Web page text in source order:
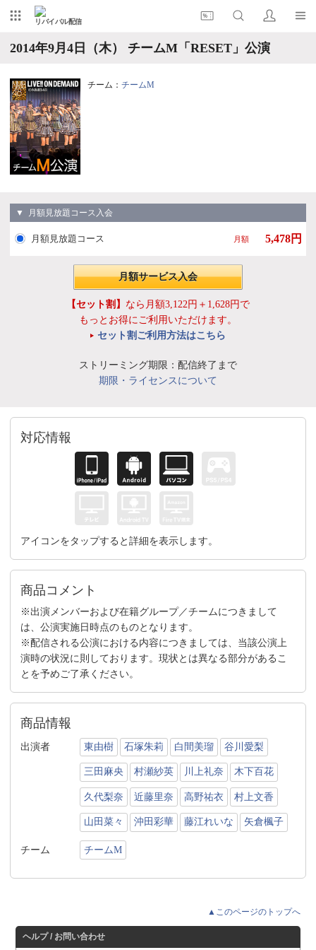
リバイバル配信
2014年9月4日（木） チームM「RESET」公演
チーム： チームM
▼ 月額見放題コース入会
月額見放題コース 月額 5,478円
月額サービス入会
【セット割】 なら月額3,122円＋1,628円で
もっとお得にご利用いただけます。
セット割ご利用方法はこちら
ストリーミング期限：配信終了まで
期限・ライセンスについて
対応情報
アイコンをタップすると詳細を表示します。
商品コメント
※出演メンバーおよび在籍グループ／チームにつきまして
は、公演実施日時点のものとなります。
※配信される公演における内容につきましては、当該公演上
演時の状況に則しております。現状とは異なる部分があるこ
とを予めご了承ください。
商品情報
出演者 東由樹 石塚朱莉 白間美瑠 谷川愛梨
三田麻央 村瀬紗英 川上礼奈 木下百花
久代梨奈 近藤里奈 高野祐衣 村上文香
山田菜々 沖田彩華 藤江れいな 矢倉楓子
チーム チームM
▲このページのトップへ
ヘルプ / お問い合わせ